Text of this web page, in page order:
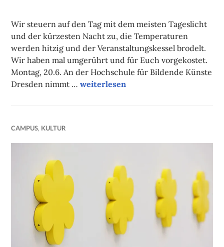
Wir steuern auf den Tag mit dem meisten Tageslicht
und der kürzesten Nacht zu, die Temperaturen
werden hitzig und der Veranstaltungskessel brodelt.
Wir haben mal umgerührt und für Euch vorgekostet.
Montag, 20.6. An der Hochschule für Bildende Künste
Dresden nimmt …Unsere Tipps der Woche
weiterlesen
CAMPUS, KULTUR